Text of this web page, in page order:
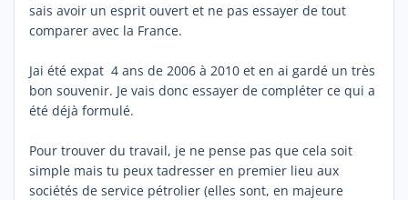
sais avoir un esprit ouvert et ne pas essayer de tout
comparer avec la France.
Jai été expat 4 ans de 2006 à 2010 et en ai gardé un très
bon souvenir. Je vais donc essayer de compléter ce qui a
été déjà formulé.
Pour trouver du travail, je ne pense pas que cela soit
simple mais tu peux tadresser en premier lieu aux
sociétés de service pétrolier (elles sont, en majeure